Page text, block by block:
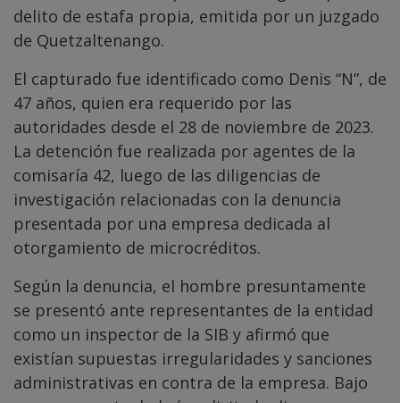
delito de estafa propia, emitida por un juzgado
de Quetzaltenango.
El capturado fue identificado como Denis “N”, de
47 años, quien era requerido por las
autoridades desde el 28 de noviembre de 2023.
La detención fue realizada por agentes de la
comisaría 42, luego de las diligencias de
investigación relacionadas con la denuncia
presentada por una empresa dedicada al
otorgamiento de microcréditos.
Según la denuncia, el hombre presuntamente
se presentó ante representantes de la entidad
como un inspector de la SIB y afirmó que
existían supuestas irregularidades y sanciones
administrativas en contra de la empresa. Bajo